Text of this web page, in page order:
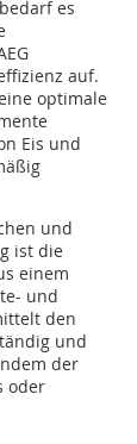
es
auf.
optimale
Eis und
und
ist die
einem
und
den
und
der
oder